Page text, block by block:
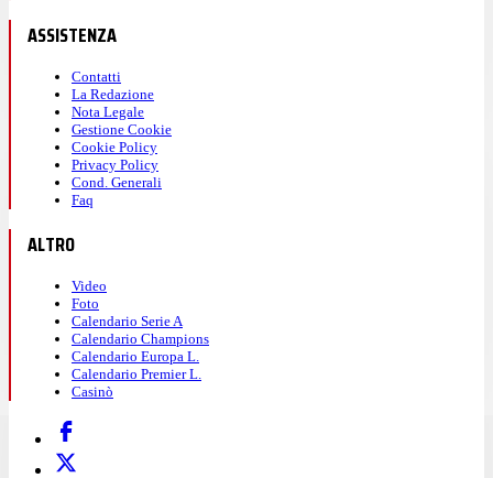
ASSISTENZA
Contatti
La Redazione
Nota Legale
Gestione Cookie
Cookie Policy
Privacy Policy
Cond. Generali
Faq
ALTRO
Video
Foto
Calendario Serie A
Calendario Champions
Calendario Europa L.
Calendario Premier L.
Casinò